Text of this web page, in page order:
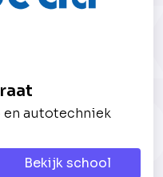
autotechniek
Bekijk school